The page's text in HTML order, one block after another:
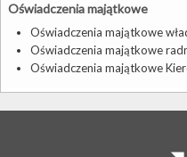
Oświadczenia majątkowe
Oświadczenia majątkowe
Oświadczenia majątkowe
Oświadczenia majątkowe